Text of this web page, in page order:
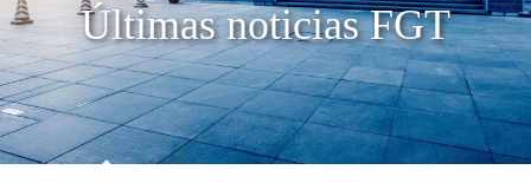
Últimas noticias FGT